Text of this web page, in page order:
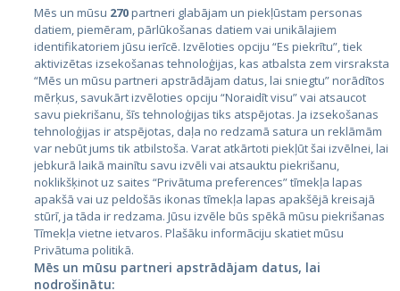
Valstis
Igaunija
Latvija
Lietuva
Mēs un mūsu 270partneri glabājam un piekļūstam personas
datiem, piemēram, pārlūkošanas datiem vai unikālajiem
identifikatoriem jūsu ierīcē. Izvēloties opciju “Es piekrītu”, tiek
aktivizētas izsekošanas tehnoloģijas, kas atbalsta zem virsraksta
“Mēs un mūsu partneri apstrādājam datus, lai sniegtu” norādītos
mērķus, savukārt izvēloties opciju “Noraidīt visu” vai atsaucot
savu piekrišanu, šīs tehnoloģijas tiks atspējotas. Ja izsekošanas
tehnoloģijas ir atspējotas, daļa no redzamā satura un reklāmām
var nebūt jums tik atbilstoša. Varat atkārtoti piekļūt šai izvēlnei, lai
jebkurā laikā mainītu savu izvēli vai atsauktu piekrišanu,
noklikšķinot uz saites “Privātuma preferences” tīmekļa lapas
apakšā vai uz peldošās ikonas tīmekļa lapas apakšējā kreisajā
stūrī, ja tāda ir redzama. Jūsu izvēle būs spēkā mūsu piekrišanas
Tīmekļa vietne ietvaros. Plašāku informāciju skatiet mūsu
Privātuma politikā.
Mēs un mūsu partneri apstrādājam datus, lai
nodrošinātu: